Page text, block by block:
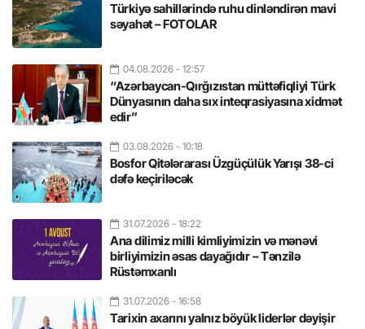
Türkiyə sahillərində ruhu dinləndirən mavi
səyahət – FOTOLAR
04.08.2026 - 12:57
“Azərbaycan-Qırğızıstan müttəfiqliyi Türk
Dünyasının daha sıx inteqrasiyasına xidmət
edir”
03.08.2026 - 10:18
Bosfor Qitələrarası Üzgüçülük Yarışı 38-ci
dəfə keçiriləcək
31.07.2026 - 18:22
Ana dilimiz milli kimliyimizin və mənəvi
birliyimizin əsas dayağıdır – Tənzilə
Rüstəmxanlı
31.07.2026 - 16:58
Tarixin axarını yalnız böyük liderlər dəyişir